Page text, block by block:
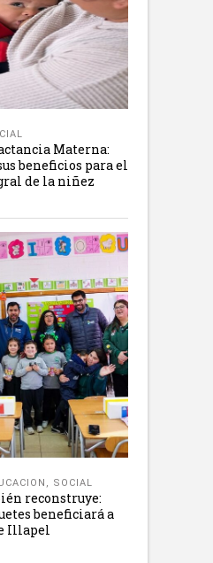
Materna:
beneficios para el
de la niñez
, SOCIAL
reconstruye:
beneficiará a
Illapel